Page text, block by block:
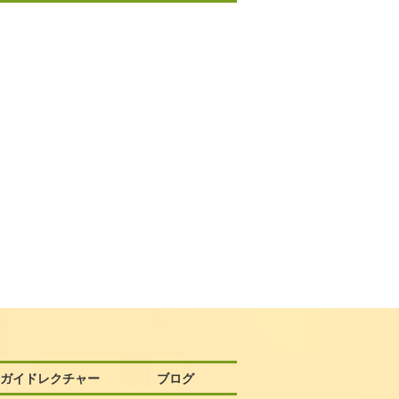
イドレクチャー ブログ